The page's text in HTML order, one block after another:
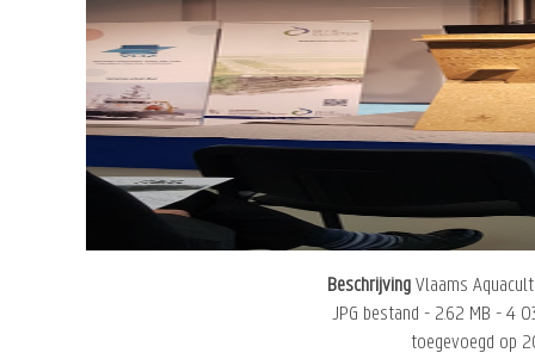
Beschrijving Vlaams
JPG bestand - 2.62 MB - 4
toegevoegd op